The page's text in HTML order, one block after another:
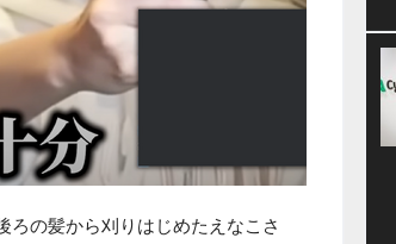
ろの髪から刈りはじめたえなこさ